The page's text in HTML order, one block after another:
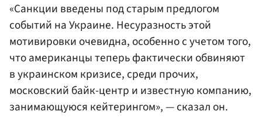
«Санкции введены под старым предлогом
событий на Украине. Несуразность этой
мотивировки очевидна, особенно с учетом того,
что американцы теперь фактически обвиняют
в украинском кризисе, среди прочих,
московский байк-центр и известную компанию,
занимающуюся кейтерингом», — сказал он.